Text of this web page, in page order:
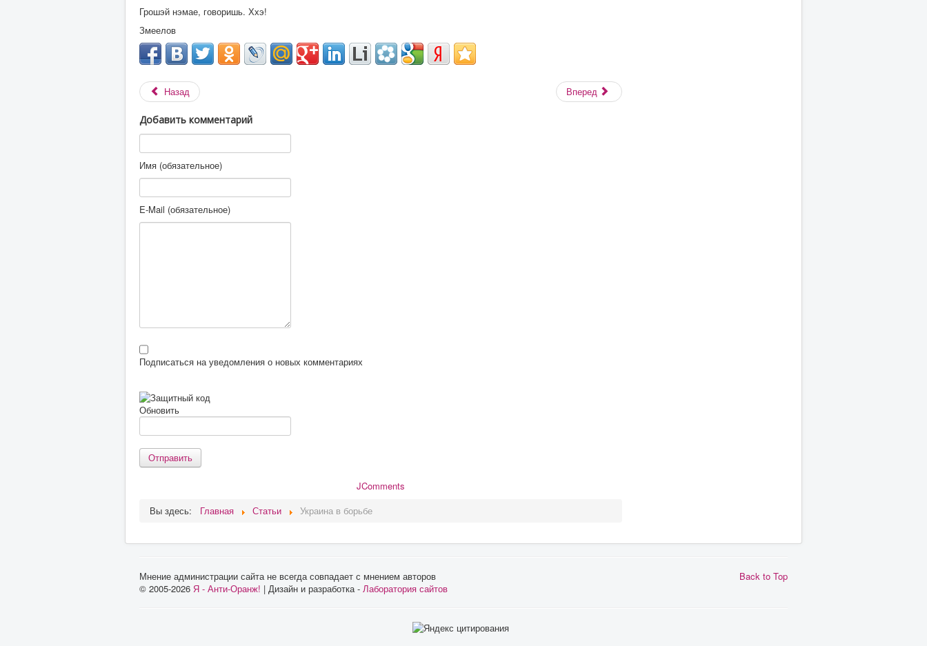
Грошэй нэмае, говоришь. Ххэ!
Змеелов
Назад Вперед
Добавить комментарий
Имя (обязательное)
E-Mail (обязательное)
Подписаться на уведомления о новых комментариях
Обновить
Отправить
JComments
Вы здесь:
Главная Статьи Украина в борьбе
Back to Top
Мнение администрации сайта не всегда совпадает с мнением авторов
© 2005-2026 Я - Анти-Оранж! | Дизайн и разработка - Лаборатория сайтов